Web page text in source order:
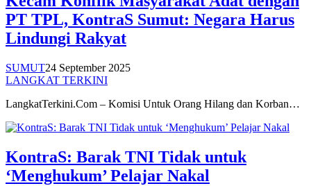
PT TPL, KontraS Sumut: Negara Harus
Lindungi Rakyat
SUMUT24 September 2025
LANGKAT TERKINI
LangkatTerkini.Com – Komisi Untuk Orang Hilang dan Korban…
KontraS: Barak TNI Tidak untuk
‘Menghukum’ Pelajar Nakal